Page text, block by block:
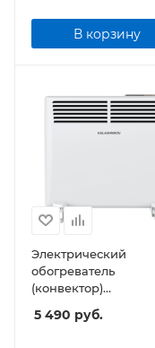
В корзину
Электрический
обогреватель
(конвектор)
E05E-11 (электронное
5 490 руб.